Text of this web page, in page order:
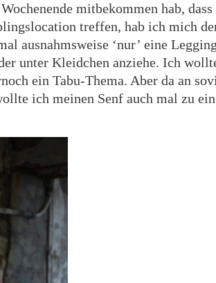
mitbekommen hab,
treffen, hab ich mich
ausnahmsweise ‘nur’ eine
unter Kleidchen anziehe. Ich
ein Tabu-Thema. Aber da an
ich meinen Senf auch mal zu